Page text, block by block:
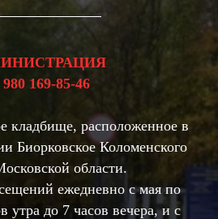
КЛАДБИЩА
980 169-85-46
кладбище, расположенное в
Биорковское Коломенского
области.
ежедневно с мая по
утра до 7 часов вечера, и с